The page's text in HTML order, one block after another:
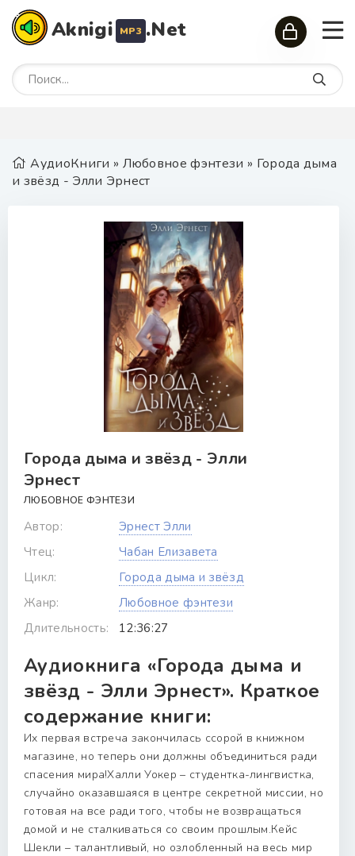
Aknigi MP3 .Net
АудиоКниги » Любовное фэнтези » Города дыма
и звёзд - Элли Эрнест
Города дыма и звёзд - Элли
Эрнест
ЛЮБОВНОЕ ФЭНТЕЗИ
Автор:
Эрнест Элли
Чтец:
Чабан Елизавета
Цикл:
Города дыма и звёзд
Жанр:
Любовное фэнтези
Длительность:
12:36:27
Аудиокнига «Города дыма и
звёзд - Элли Эрнест». Краткое
содержание книги:
Их первая встреча закончилась ссорой в книжном
магазине, но теперь они должны объединиться ради
спасения мира!Халли Уокер – студентка-лингвистка,
случайно оказавшаяся в центре секретной миссии, но
готовая на все ради того, чтобы не возвращаться
домой и не сталкиваться со своим прошлым.Кейс
Шекли – талантливый, но озлобленный на весь мир